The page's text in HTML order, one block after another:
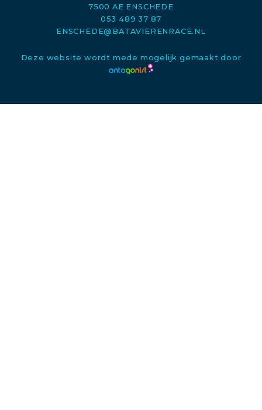
7500 AE ENSCHEDE
053 489 37 87
ENSCHEDE@BATAVIERENRACE.NL
Deze website wordt mede mogelijk gemaakt door